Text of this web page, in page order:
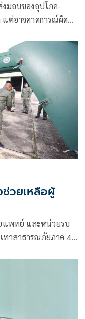
งมอบของอุปโภค-
แต่อาจคาดการณ์ผิด
วยเหลือผู้
แพทย์ และหน่วยรบ
ทาสาธารณภัยภาค 4